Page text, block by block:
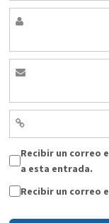
Recibir un correo
a esta entrada.
Recibir un correo